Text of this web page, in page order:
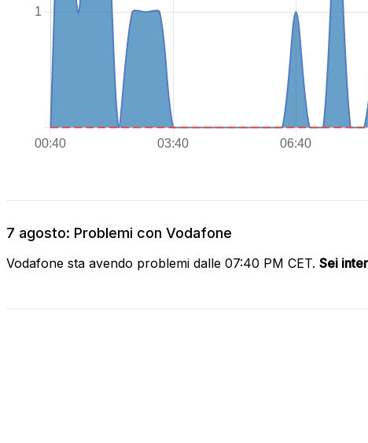
7 agosto: Problemi con Vodafone
Vodafone sta avendo problemi dalle 07:40 PM CET. Sei